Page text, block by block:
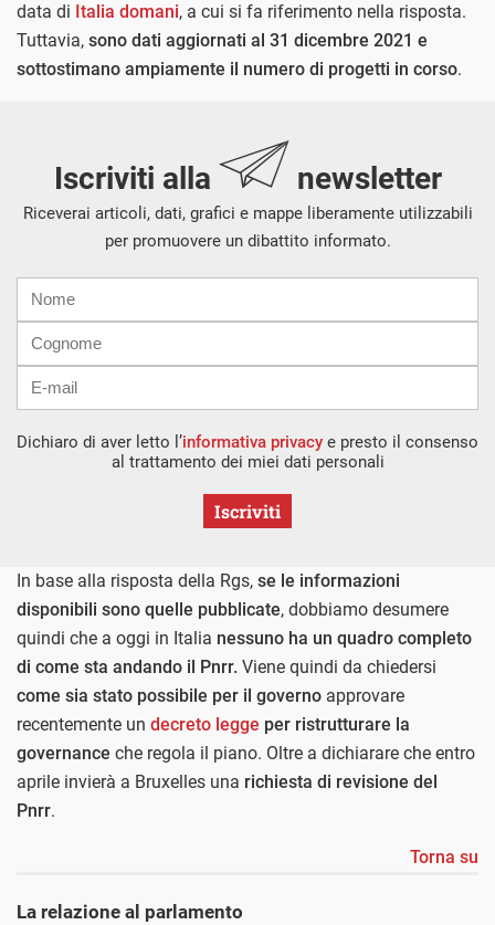
data di Italia domani, a cui si fa riferimento nella risposta.
Tuttavia, sono dati aggiornati al 31 dicembre 2021 e
sottostimano ampiamente il numero di progetti in corso.
Iscriviti alla newsletter
Riceverai articoli, dati, grafici e mappe liberamente utilizzabili
per promuovere un dibattito informato.
mail
Dichiaro di aver letto l’informativa privacy e presto il consenso
al trattamento dei miei dati personali
Iscriviti
In base alla risposta della Rgs, se le informazioni
disponibili sono quelle pubblicate, dobbiamo desumere
quindi che a oggi in Italia nessuno ha un quadro completo
di come sta andando il Pnrr. Viene quindi da chiedersi
come sia stato possibile per il governo approvare
recentemente un decreto legge per ristrutturare la
governance che regola il piano. Oltre a dichiarare che entro
aprile invierà a Bruxelles una richiesta di revisione del
Pnrr.
Torna su
La relazione al parlamento